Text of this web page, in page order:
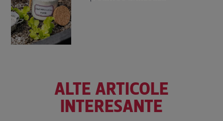
ALTE ARTICOLE
INTERESANTE